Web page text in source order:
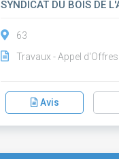
SYNDICAT DU BOIS DE
63
Travaux - Appel
Avis